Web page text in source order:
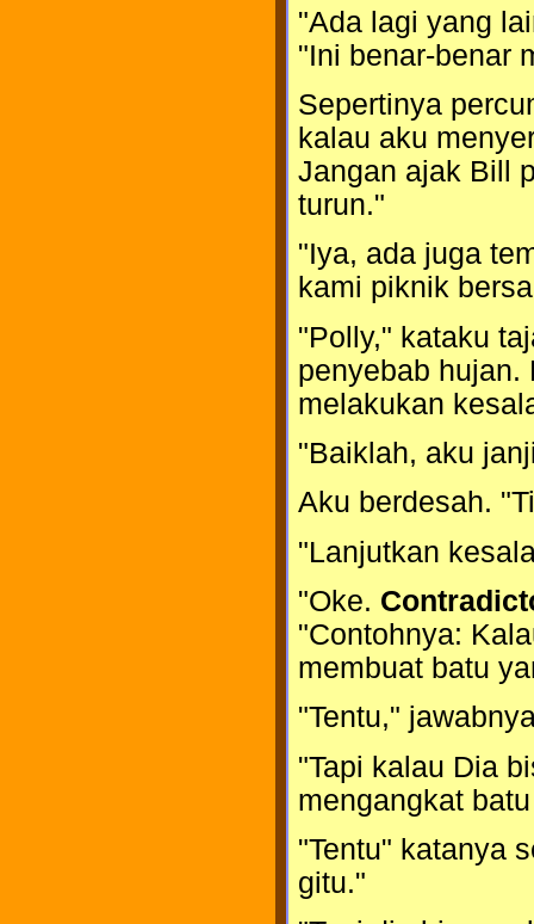
"Ada lagi yang
"Ini benar-benar
Sepertinya
kalau aku
Jangan ajak Bill
turun."
"Iya, ada juga
kami piknik
"Polly," kataku
penyebab hujan.
melakukan
"Baiklah, aku
Aku berdesah.
"Lanjutkan
"Oke.
"Contohnya:
membuat batu
"Tentu,"
"Tapi kalau Dia
mengangkat
"Tentu" katanya
gitu."